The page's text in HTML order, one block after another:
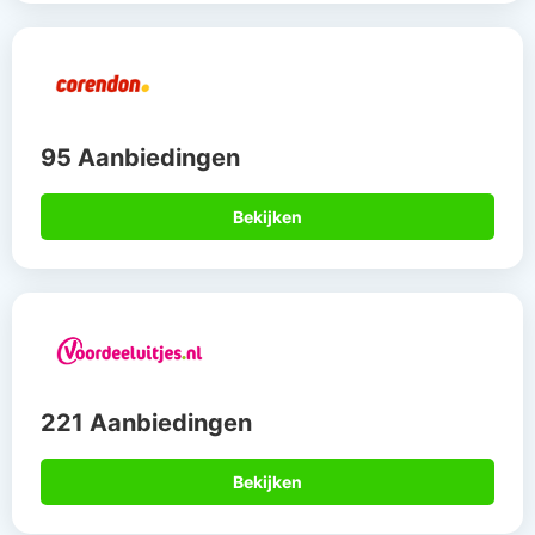
95 Aanbiedingen
Bekijken
221 Aanbiedingen
Bekijken